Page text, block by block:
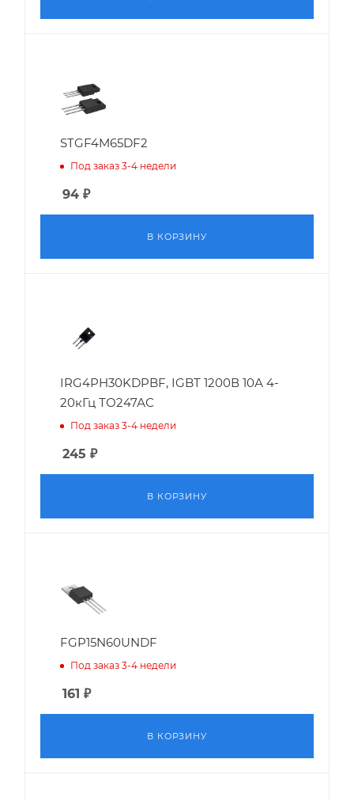
STGF4M65DF2
Под заказ 3-4 недели
94 ₽
В КОРЗИНУ
IRG4PH30KDPBF, IGBT 1200В 10А 4-
20кГц ТО247АС
Под заказ 3-4 недели
245 ₽
В КОРЗИНУ
FGP15N60UNDF
Под заказ 3-4 недели
161 ₽
В КОРЗИНУ